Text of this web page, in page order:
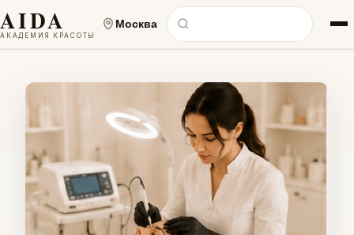
AIDA
АКАДЕМИЯ КРАСОТЫ
Москва